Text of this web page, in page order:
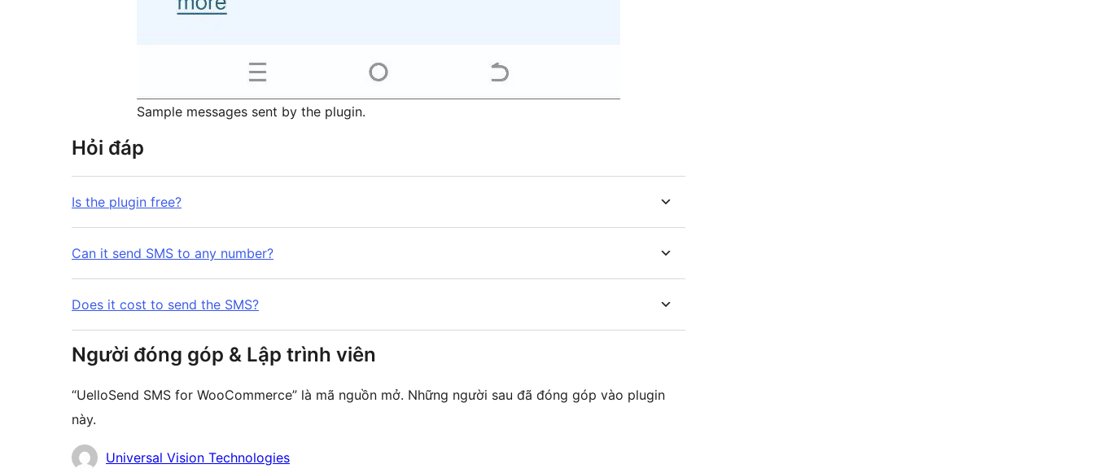
Sample messages sent by the plugin.
Hỏi đáp
Is the plugin free?
Can it send SMS to any number?
Does it cost to send the SMS?
Người đóng góp & Lập trình viên
“UelloSend SMS for WooCommerce” là mã nguồn mở. Những người sau đã đóng góp vào plugin
này.
NhữngUniversal Vision Technologies